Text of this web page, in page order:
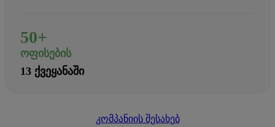
50+
ᲝᲤᲘᲡᲔᲑᲘᲡ
13 ᲥᲕᲔᲧᲐᲜᲐᲨᲘ
კომპანიის შესახებ